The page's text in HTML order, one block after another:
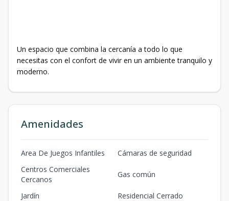
Un espacio que combina la cercanía a todo lo que
necesitas con el confort de vivir en un ambiente tranquilo y
moderno.
Amenidades
Area De Juegos Infantiles
Cámaras de seguridad
Centros Comerciales
Cercanos
Gas común
Jardín
Residencial Cerrado